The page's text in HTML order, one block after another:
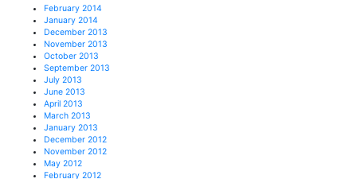
February 2014
January 2014
December 2013
November 2013
October 2013
September 2013
July 2013
June 2013
April 2013
March 2013
January 2013
December 2012
November 2012
May 2012
February 2012